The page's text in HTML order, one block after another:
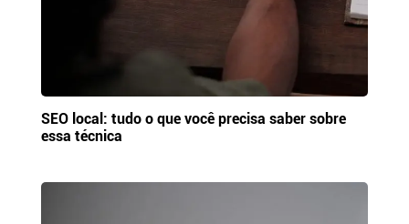
SEO local: tudo o que você precisa saber sobre
essa técnica